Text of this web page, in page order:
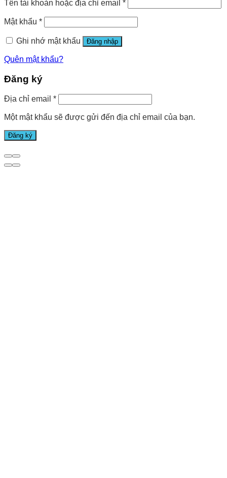
Tên tài khoản hoặc địa chỉ email *
Mật khẩu *
Ghi nhớ mật khẩu Đăng nhập
Quên mật khẩu?
Đăng ký
Địa chỉ email *
Một mật khẩu sẽ được gửi đến địa chỉ email của bạn.
Đăng ký